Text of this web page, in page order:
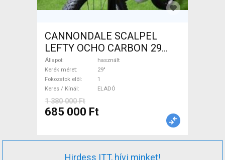
CANNONDALE SCALPEL
LEFTY OCHO CARBON 29
Mountain Bike 29" össztelós
/ fully használt ELADÓ
Állapot
használt
Kerék méret
29"
Fokozatok elöl
1
Keres / Kínál
ELADÓ
1 380 000 Ft
685 000 Ft
Hirdess ITT, hívj minket!